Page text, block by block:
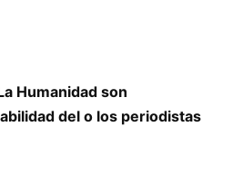
Humanidad son
del o los periodistas